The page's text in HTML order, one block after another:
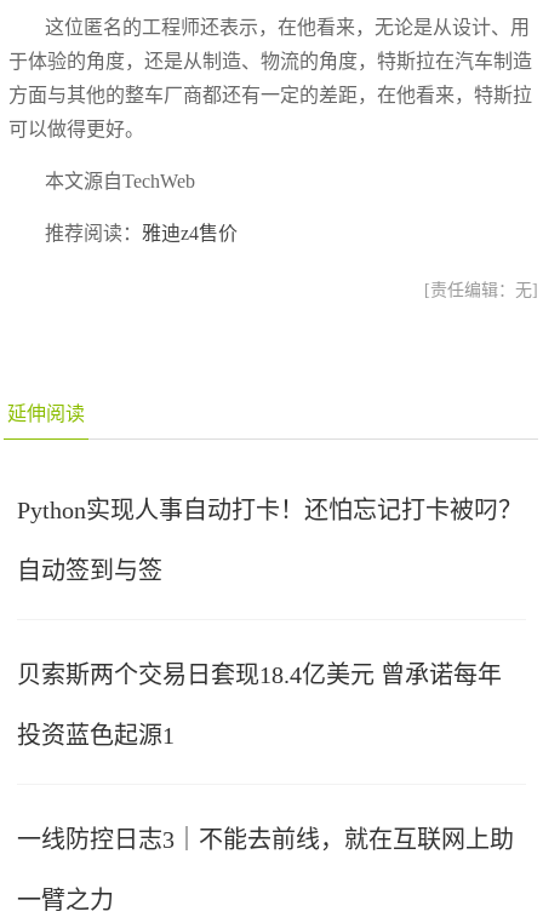
这位匿名的工程师还表示，在他看来，无论是从设计、用
于体验的角度，还是从制造、物流的角度，特斯拉在汽车制造
方面与其他的整车厂商都还有一定的差距，在他看来，特斯拉
可以做得更好。
本文源自TechWeb
推荐阅读： 雅迪z4售价
[责任编辑：无]
延伸阅读
Python实现人事自动打卡！还怕忘记打卡被叼？
自动签到与签
贝索斯两个交易日套现18.4亿美元 曾承诺每年
投资蓝色起源1
一线防控日志3｜不能去前线，就在互联网上助
一臂之力